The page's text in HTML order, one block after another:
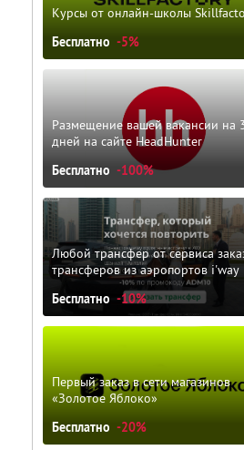
Курсы от онлайн-школы
Бесплатно -5%
Размещение вашей вакансии на
дней на сайте HeadHunter
Бесплатно -100%
Любой трансфер от сервиса
трансферов из аэропортов i'way
Бесплатно -10%
Первый заказ в сети магазинов
«Золотое Яблоко»
Бесплатно -20%